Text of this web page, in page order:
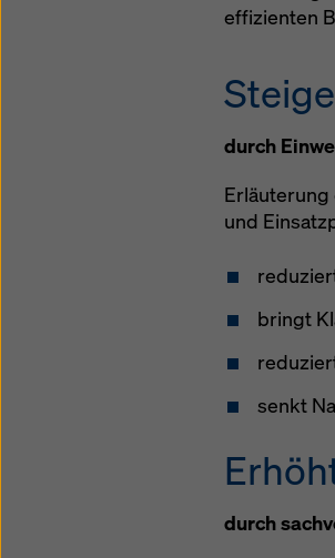
effizienten
durch
und
bringt
senkt
durch